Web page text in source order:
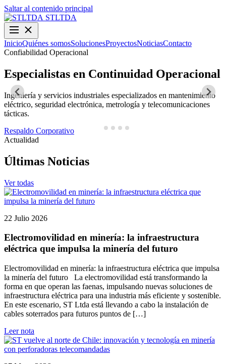
Saltar al contenido principal
STLTDA
InicioQuiénes somosSolucionesProyectosNoticiasContacto
Confiabilidad Operacional
Especialistas en Continuidad Operacional
Ingeniería y servicios industriales especializados en mantenimiento
eléctrico, seguridad electrónica, metrología y telecomunicaciones
tácticas.
Respaldo Corporativo
Actualidad
Últimas Noticias
Ver todas
22 Julio 2026
Electromovilidad en minería: la infraestructura
eléctrica que impulsa la minería del futuro
Electromovilidad en minería: la infraestructura eléctrica que impulsa
la minería del futuro La electromovilidad está transformando la
forma en que operan las faenas, impulsando nuevas soluciones de
infraestructura eléctrica para una industria más eficiente y sostenible.
En este escenario, ST Ltda está llevando a cabo la instalación de
cables soterrados para futuros puntos de […]
Leer nota